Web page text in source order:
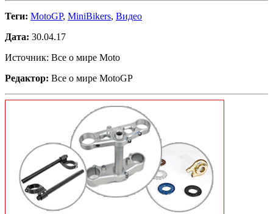
Теги: MotoGP, MiniBikers, Видео
Дата: 30.04.17
Источник: Все о мире Moto
Редактор: Все о мире MotoGP